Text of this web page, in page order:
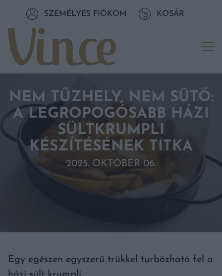
Tovább a tartalomhozSZEMÉLYES FIÓKOM KOSÁR
NEM TŰZHELY, NEM SÜTŐ:
A LEGROPOGÓSABB HÁZI
SÜLTKRUMPLI
KÉSZÍTÉSÉNEK TITKA
2025. OKTÓBER 06.
Egy egészen egyszerű trükkel turbózható fel a